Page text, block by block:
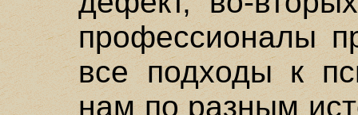
профессионалы
все подходы к
нам по разным